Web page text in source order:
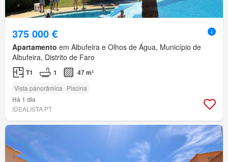
375 000 €
Apartamento em Albufeira e Olhos de Água, Município de
Albufeira, Distrito de Faro
T1 1 47 m²
Vista panorâmica Piscina
Há 1 dia
IDEALISTA.PT